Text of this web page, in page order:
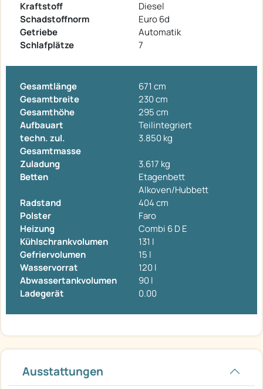
Kraftstoff
Diesel
Schadstoffnorm
Euro 6d
Getriebe
Automatik
Schlafplätze
7
Gesamtlänge
671 cm
Gesamtbreite
230 cm
Gesamthöhe
295 cm
Aufbauart
Teilintegriert
techn. zul.
Gesamtmasse
3.850 kg
Zuladung
3.617 kg
Betten
Etagenbett
Alkoven/Hubbett
Radstand
404 cm
Polster
Faro
Heizung
Combi 6 D E
Kühlschrankvolumen
131 l
Gefriervolumen
15 l
Wasservorrat
120 l
Abwassertankvolumen
90 l
Ladegerät
0.00
Ausstattungen